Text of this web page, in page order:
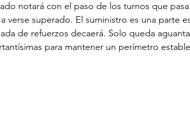
notará con el paso de los turnos que
verse superado. El suministro es una parte
de refuerzos decaerá. Solo queda
para mantener un perímetro